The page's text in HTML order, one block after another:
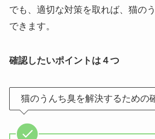
でも、適切な対策を取れば、猫の
できます。
確認したいポイントは４つ
猫のうんち臭を解決するための